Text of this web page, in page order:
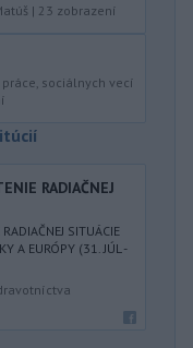
| 23 zobrazení
sociálnych vecí
RADIAČNEJ
SITUÁCIE
A EURÓPY (31. JÚL -